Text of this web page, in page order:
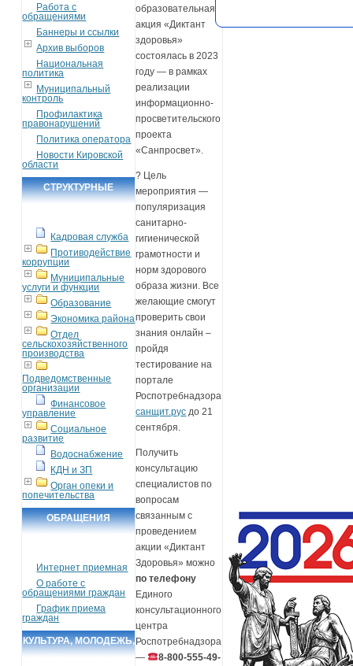
Работа с
обращениями
Баннеры и ссылки
Архив выборов
Национальная
политика
Муниципальный
контроль
Профилактика
правонарушений
Политика оператора
Новости Кировской
области
СТРУКТУРНЫЕ
Кадровая служба
Противодействие
коррупции
Муниципальные
услуги и функции
Образование
Экономика района
Отдел
сельскохозяйственного
производства
Подведомственные
организации
Финансовое
управление
Социальное
развитие
Водоснабжение
КДН и ЗП
Орган опеки и
попечительства
ОБРАЩЕНИЯ
Интернет приемная
О работе с
обращениями граждан
График приема
граждан
КУЛЬТУРА, МОЛОДЕЖЬ,
образовательная
акция «Диктант
здоровья»
состоялась в 2023
году — в рамках
реализации
информационно-
просветительского
проекта
«Санпросвет».
? Цель
мероприятия —
популяризация
санитарно-
гигиенической
грамотности и
норм здорового
образа жизни. Все
желающие смогут
проверить свои
знания онлайн –
пройдя
тестирование на
портале
Роспотребнадзора
санщит.рус до 21
сентября.
Получить
консультацию
специалистов по
вопросам
связанным с
проведением
акции «Диктант
Здоровья» можно
по телефону
Единого
консультационного
центра
Роспотребнадзора
—
8-800-555-49-